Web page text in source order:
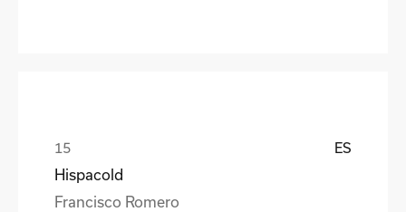
ES
Hispacold
Francisco Romero